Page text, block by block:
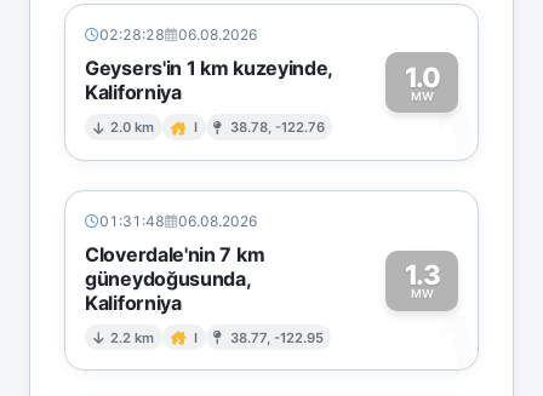
02:28:28 06.08.2026
Geysers'in 1 km kuzeyinde,
Kaliforniya
2.0 km I 38.78, -122.76
1.0
MW1
01:31:48 06.08.2026
Cloverdale'nin 7 km
güneydoğusunda,
Kaliforniya
2.2 km I 38.77, -122.95
1.3
MW
1